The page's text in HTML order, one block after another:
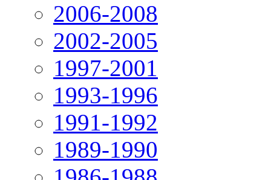
2006-2008
2002-2005
1997-2001
1993-1996
1991-1992
1989-1990